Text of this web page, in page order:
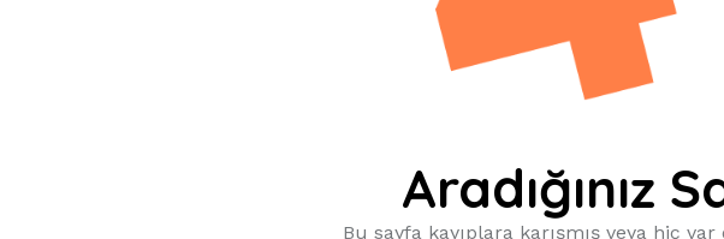
Aradığınız
Bu sayfa kayıplara karışmış veya hiç